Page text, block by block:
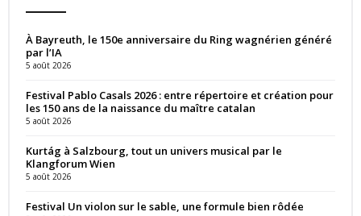
À Bayreuth, le 150e anniversaire du Ring wagnérien généré
par l’IA
5 août 2026
Festival Pablo Casals 2026 : entre répertoire et création pour
les 150 ans de la naissance du maître catalan
5 août 2026
Kurtág à Salzbourg, tout un univers musical par le
Klangforum Wien
5 août 2026
Festival Un violon sur le sable, une formule bien rôdée